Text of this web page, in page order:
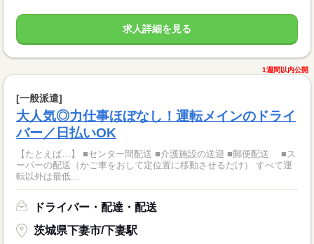
求人詳細を見る
1週間以内公開
[一般派遣]
大人気◎力仕事ほぼなし！運転メインのドライ
バー／日払いOK
【たとえば…】 ■センター間配送 ■介護施設の送迎 ■郵便配送 ■ス
ーパーの配送（かご車をおして定位置に移動させるだけ） すべて運
転以外は最低...
ドライバー・配達・配送
茨城県下妻市/下妻駅